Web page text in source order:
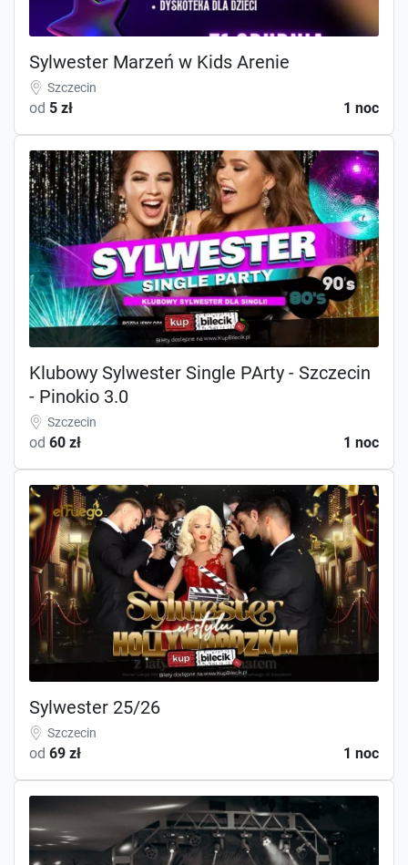
Sylwester Marzeń w Kids Arenie
Szczecin
od 5 zł 1 noc
Klubowy Sylwester Single PArty - Szczecin
- Pinokio 3.0
Szczecin
od 60 zł 1 noc
Sylwester 25/26
Szczecin
od 69 zł 1 noc